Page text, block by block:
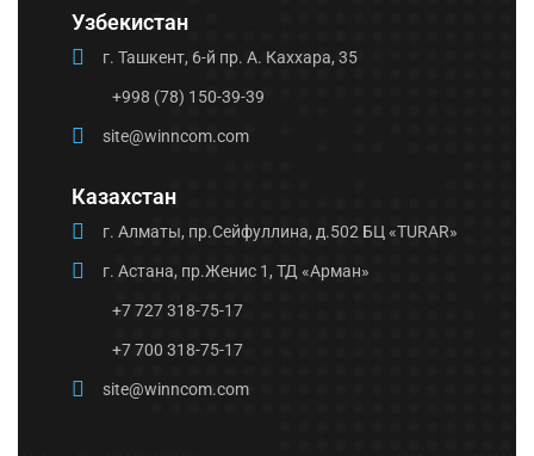
Узбекистан
г. Ташкент, 6-й пр. А. Каххара, 35
+998 (78) 150-39-39
site@winncom.com
Казахстан
г. Алматы, пр.Сейфуллина, д.502 БЦ «TURAR»
г. Астана, пр.Женис 1, ТД «Арман»
+7 727 318-75-17
+7 700 318-75-17
site@winncom.com